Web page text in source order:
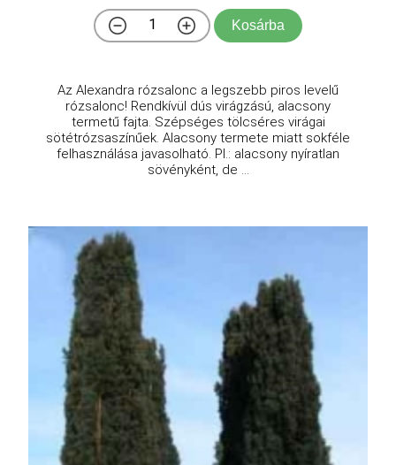
Kosárba
Az Alexandra rózsalonc a legszebb piros levelű
rózsalonc! Rendkívül dús virágzású, alacsony
termetű fajta. Szépséges tölcséres virágai
sötétrózsaszínűek. Alacsony termete miatt sokféle
felhasználása javasolható. Pl.: alacsony nyíratlan
sövényként, de ...